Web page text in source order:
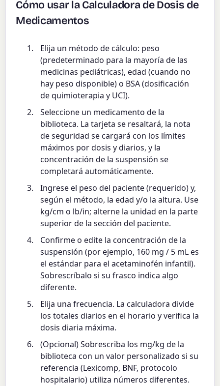
Cómo usar la Calculadora de Dosis de
Medicamentos
Elija un método de cálculo: peso
(predeterminado para la mayoría de las
medicinas pediátricas), edad (cuando no
hay peso disponible) o BSA (dosificación
de quimioterapia y UCI).
Seleccione un medicamento de la
biblioteca. La tarjeta se resaltará, la nota
de seguridad se cargará con los límites
máximos por dosis y diarios, y la
concentración de la suspensión se
completará automáticamente.
Ingrese el peso del paciente (requerido) y,
según el método, la edad y/o la altura. Use
kg/cm o lb/in; alterne la unidad en la parte
superior de la sección del paciente.
Confirme o edite la concentración de la
suspensión (por ejemplo, 160 mg / 5 mL es
el estándar para el acetaminofén infantil).
Sobrescríbalo si su frasco indica algo
diferente.
Elija una frecuencia. La calculadora divide
los totales diarios en el horario y verifica la
dosis diaria máxima.
(Opcional) Sobrescriba los mg/kg de la
biblioteca con un valor personalizado si su
referencia (Lexicomp, BNF, protocolo
hospitalario) utiliza números diferentes.